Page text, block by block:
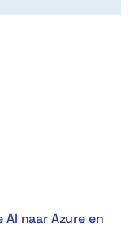
naar Azure en